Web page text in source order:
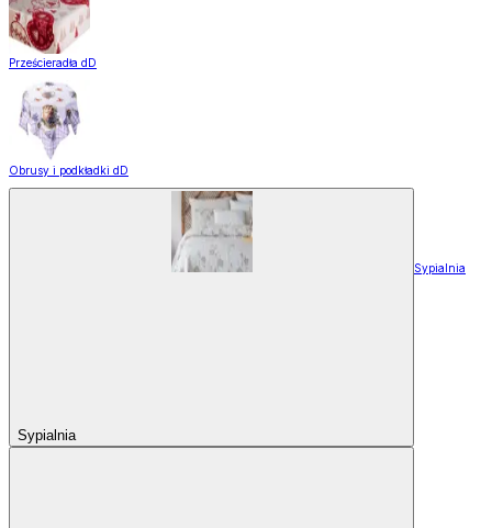
Prześcieradła dD
Obrusy i podkładki dD
Sypialnia
Sypialnia